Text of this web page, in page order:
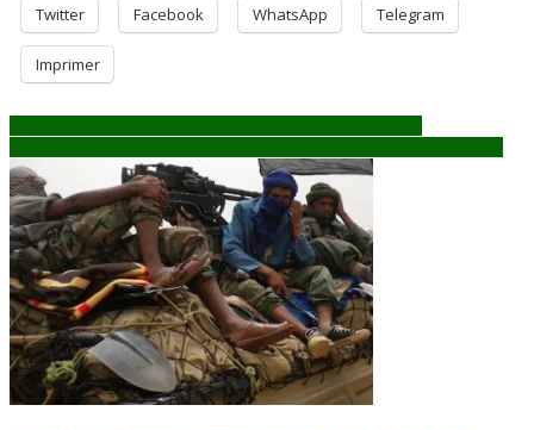
Twitter Facebook WhatsApp Telegram
Imprimer
Navigation
de
l’article